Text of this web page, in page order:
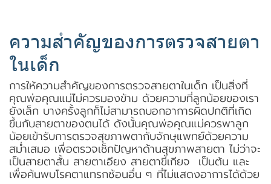
ความสำคัญของการตรวจสายตา
ในเด็ก
การให้ความสำคัญของการตรวจสายตาในเด็ก เป็นสิ่งที่
คุณพ่อคุณแม่ไม่ควรมองข้าม ด้วยความที่ลูกน้อยของเรา
ยังเล็ก บางครั้งลูกก็ไม่สามารถบอกอาการผิดปกติที่เกิด
ขึ้นกับสายตาของตนได้ ดังนั้นคุณพ่อคุณแม่ควรพาลูก
น้อยเข้ารับการตรวจสุขภาพตากับจักษุแพทย์ด้วยความ
สม่ำเสมอ เพื่อตรวจเช็กปัญหาด้านสุขภาพสายตา ไม่ว่าจะ
เป็นสายตาสั้น สายตาเอียง สายตาขี้เกียจ เป็นต้น และ
เพื่อค้นพบโรคตาแทรกซ้อนอื่น ๆ ที่ไม่แสดงอาการได้ด้วย